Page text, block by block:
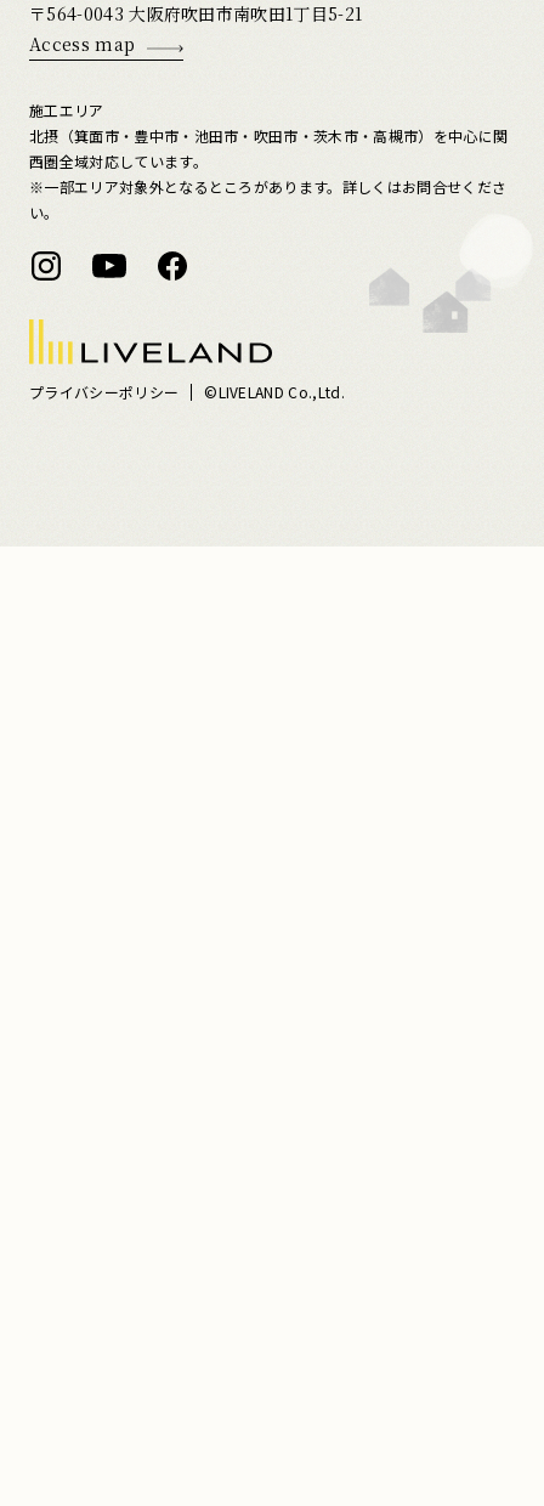
〒564-0043 大阪府吹田市南吹田1丁目5-21
Access map
施工エリア
北摂（箕面市・豊中市・池田市・吹田市・茨木市・高槻市）を中心に関
西圏全域対応しています。
※一部エリア対象外となるところがあります。詳しくはお問合せくださ
い。
プライバシーポリシー ©LIVELAND Co.,Ltd.